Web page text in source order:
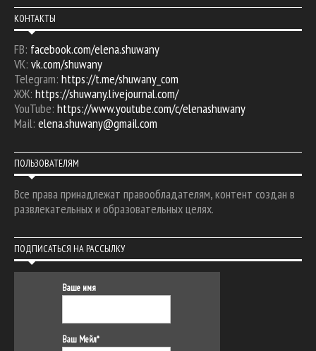
КОНТАКТЫ
FB: facebook.com/elena.shuwany
VK: vk.com/shuwany
Telegram: https://t.me/shuwany_com
ЖЖ: https://shuwany.livejournal.com/
YouTube: https://www.youtube.com/c/elenashuwany
Mail: elena.shuwany@gmail.com
ПОЛЬЗОВАТЕЛЯМ
Все права принадлежат правообладателям, контент создан в
развлекательных и образовательных целях.
ПОДПИСАТЬСЯ НА РАССЫЛКУ
Ваше имя
Ваш Мейл*